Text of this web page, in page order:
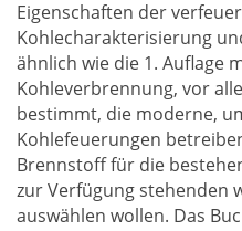
Eigenschaften der
Kohlecharakterisierung
ähnlich wie die 1. Auflage
Kohleverbrennung, vor
bestimmt, die moderne,
Kohlefeuerungen
Brennstoff für die
zur Verfügung stehenden
auswählen wollen. Das